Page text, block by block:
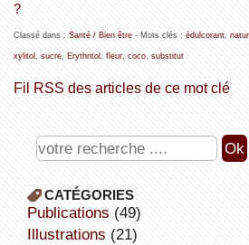
?
Classé dans : Santé / Bien être- Mots clés : édulcorant,
xylitol sucre, Erythritol fleur, coco, substitut
Fil RSS des articles de ce mot clé
CATÉGORIES
publications (49)
illustrations (21)